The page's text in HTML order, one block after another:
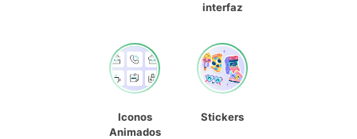
interfaz
Iconos
Animados
Stickers